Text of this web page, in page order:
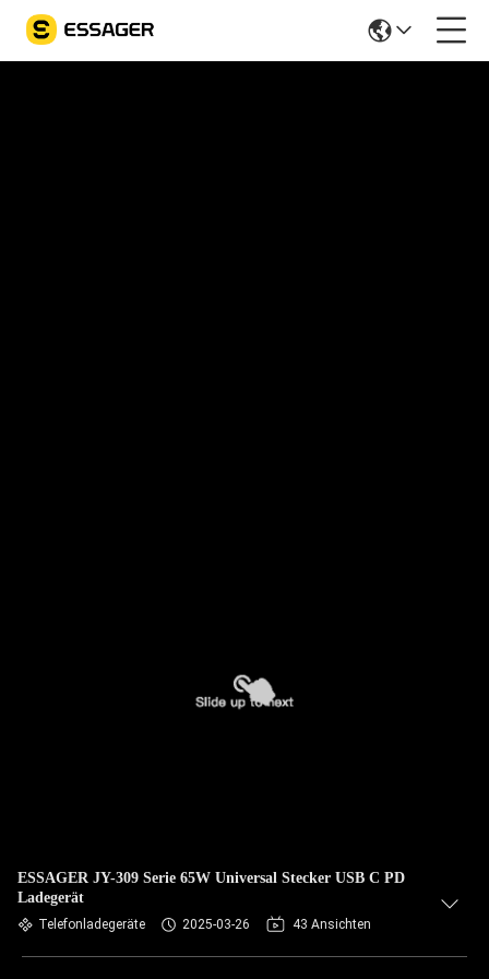
ESSAGER JY-309 Serie 65W Universal Stecker USB C PD
Ladegerät
Telefonladegeräte 2025-03-26 43 Ansichten